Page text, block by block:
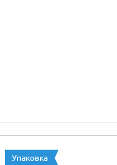
Упаковка